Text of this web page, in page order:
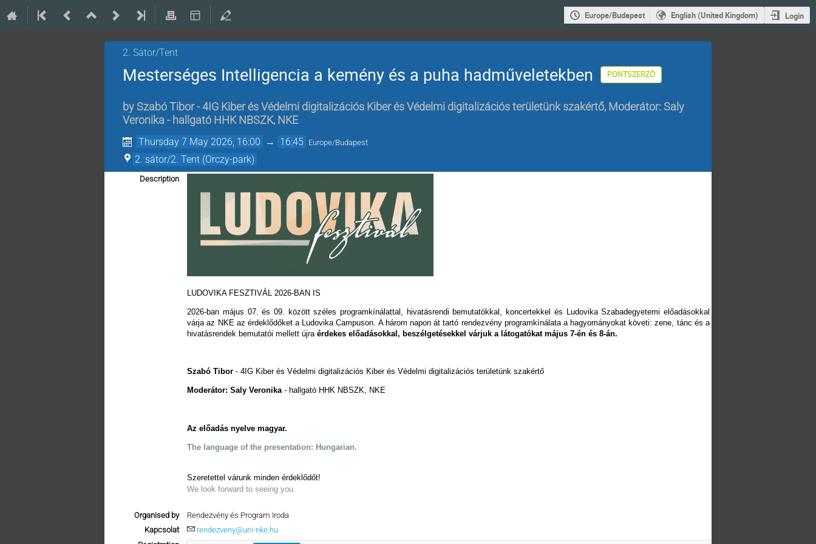
Europe/Budapest English (United Kingdom) Login
2. Sátor/Tent
Mesterséges Intelligencia a kemény és a puha hadműveletekben PONTSZERZŐ
by Szabó Tibor - 4IG Kiber és Védelmi digitalizációs Kiber és Védelmi digitalizációs területünk szakértő, Moderátor: Saly
Veronika - hallgató HHK NBSZK, NKE
Thursday 7 May 2026, 16:00 → 16:45 Europe/Budapest
2. sátor/2. Tent (Orczy-park)
Description
LUDOVIKA FESZTIVÁL 2026-BAN IS
2026-ban május 07. és 09. között széles programkínálattal, hivatásrendi bemutatókkal, koncertekkel és Ludovika Szabadegyetemi előadásokkal
várja az NKE az érdeklődőket a Ludovika Campuson. A három napon át tartó rendezvény programkínálata a hagyományokat követi: zene, tánc és a
hivatásrendek bemutatói mellett újraérdekes előadásokkal, beszélgetésekkel várjuk a látogatókat május 7-én és 8-án.
Szabó Tibor - 4IG Kiber és Védelmi digitalizációs Kiber és Védelmi digitalizációs területünk szakértő
Moderátor: Saly Veronika- hallgató HHK NBSZK, NKE
Az előadás nyelve magyar.
The language of the presentation: Hungarian.
Szeretettel várunk minden érdeklődőt!
We look forward to seeing you.
Organised by
Rendezvény és Program Iroda
Kapcsolat
rendezveny@uni-nke.hu